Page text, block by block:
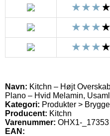
Navn: Kitchn – Højt
Plano – Hvid Melamin,
Kategori: Produkter >
Producent: Kitchn
Varenummer: OHX1-_17353
EAN: